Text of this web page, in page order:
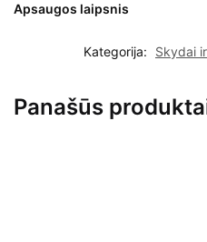
Apsaugos laipsnis
Kategorija: Skydai
Panašūs